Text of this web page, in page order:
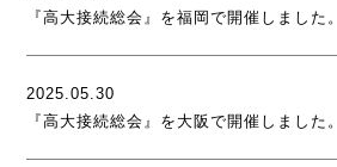
『高大接続総会』を福岡で開催しました。
2025.05.30
『高大接続総会』を大阪で開催しました。